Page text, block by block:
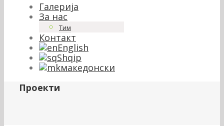
Галерија
За нас
Тим
Контакт
English
Shqip
македонски
Проекти